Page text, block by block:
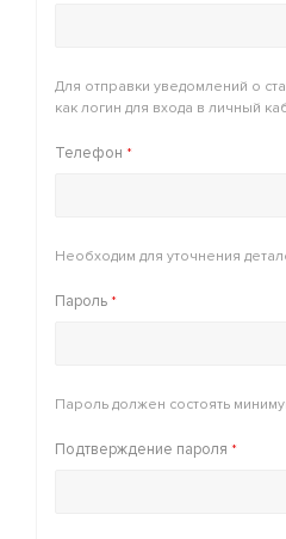
Для отправки уведомлений о
как логин для входа в личный
Телефон *
Необходим для уточнения
Пароль *
Пароль должен состоять
Подтверждение пароля *